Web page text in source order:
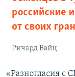
российские
от своих
Ричард Вайц
«Разногласия с